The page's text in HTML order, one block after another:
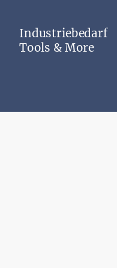
Industriebedarf
Tools & More